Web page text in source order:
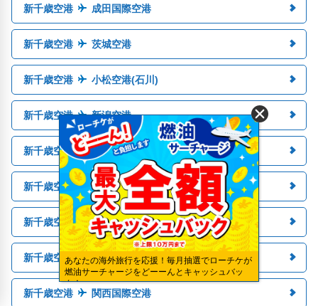
新千歳空港 成田国際空港
新千歳空港 茨城空港
新千歳空港 小松空港(石川)
新千歳空港 新潟空港
新千歳空港 松本空港(長野)
新千歳空港 中部国際空港
新千歳空港 静岡空港
新千歳空港 伊丹空港（大阪）
新千歳空港 関西国際空港
あなたの海外旅行を応援！毎月抽選でローチケが
燃油サーチャージをどーーんとキャッシュバッ
ク！